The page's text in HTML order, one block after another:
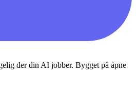
der din AI jobber. Bygget på åpne